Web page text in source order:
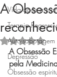
Vida após a
Terapia
Auto-sabotagem
Depressão
Obsessão
A
Avaliado
A Obsessão
pela